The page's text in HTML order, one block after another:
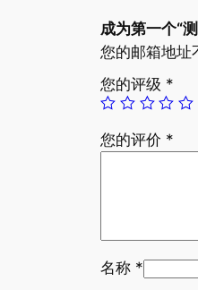
成为第一个“
您的邮箱地址
您的评级 *
您的评价 *
名称 *